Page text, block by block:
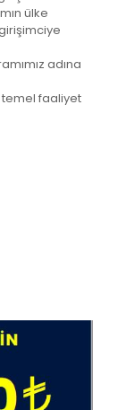
ülke
adına
temel faaliyet